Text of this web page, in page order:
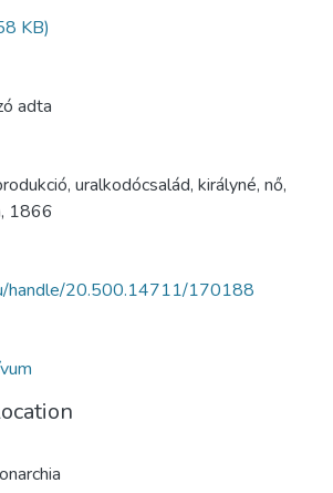
KB)
adta
, uralkodócsalád, királyné, nő,
, 1866
handle/20.500.14711/170188